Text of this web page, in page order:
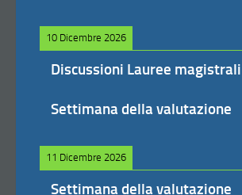
10 Dicembre 2026
Discussioni Lauree magistrali
Settimana della valutazione
11 Dicembre 2026
Settimana della valutazione